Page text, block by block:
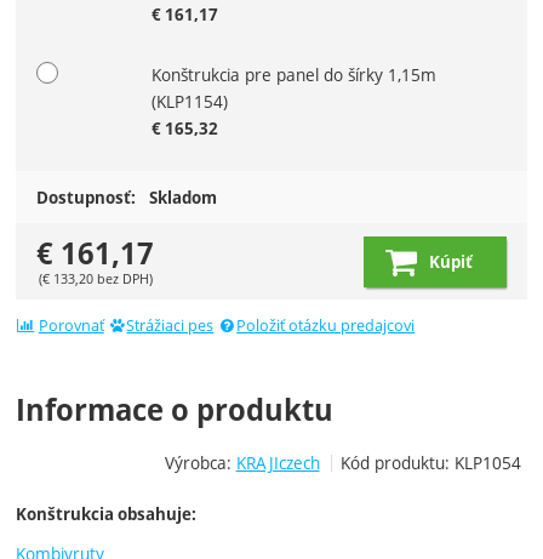
€ 161,17
Konštrukcia pre panel do šírky 1,15m
(KLP1154)
€ 165,32
Dostupnosť: Skladom
€ 161,17
(€133,20 bez DPH)
Kúpiť
Porovnať Strážiaci pes Položiť otázku predajcovi
Informace o produktu
Výrobca: KRAJIczech Kód produktu: KLP1054
Konštrukcia obsahuje:
Kombivruty